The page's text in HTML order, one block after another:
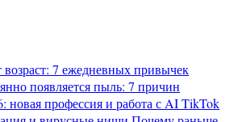
7 ежедневных привычек
появляется пыль: 7 причин
новая профессия и работа с AITikTok